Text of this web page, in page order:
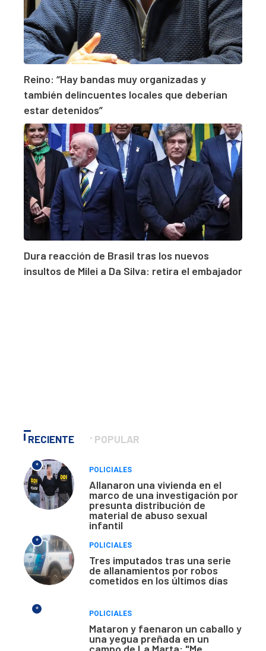
Reino: “Hay bandas muy organizadas y
también delincuentes locales que deberían
estar detenidos”
Dura reacción de Brasil tras los nuevos
insultos de Milei a Da Silva: retira el embajador
RECIENTE POPULAR
*
POLICIALES
Allanaron una vivienda en el
marco de una investigación por
presunta distribución de
material de abuso sexual
infantil
*
POLICIALES
Tres imputados tras una serie
de allanamientos por robos
cometidos en los últimos días
*
POLICIALES
Mataron y faenaron un caballo y
una yegua preñada en un